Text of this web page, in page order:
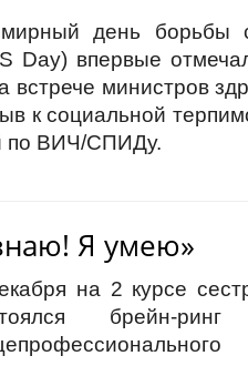
день
Day) впервые
встрече министров
к социальной
по ВИЧ/СПИДу.
Я умею»
на 2 курсе
брейн-